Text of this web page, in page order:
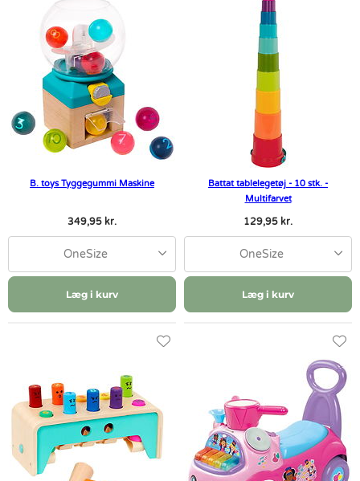
B. toys Tyggegummi Maskine
349,95 kr.
OneSize
Læg i kurv
Battat tablelegetøj - 10 stk. -
Multifarvet
129,95 kr.
OneSize
Læg i kurv